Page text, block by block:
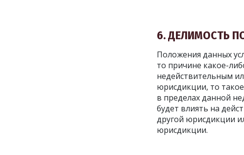
6. ДЕЛИМОСТЬ
Положения данных
то причине какое-
недействительным
юрисдикции, то
в пределах данной
будет влиять на
другой юрисдикции
юрисдикции.